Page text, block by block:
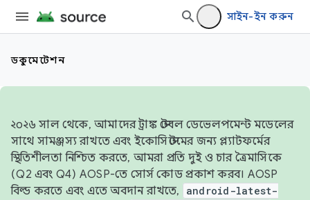
সাইন-ইন করুন
ডকুমেন্টেশন
২০২৬ সাল থেকে, আমাদের ট্রাঙ্ক স্টেবল ডেভেলপমেন্ট মডেলের
সাথে সামঞ্জস্য রাখতে এবং ইকোসিস্টেমের জন্য প্ল্যাটফর্মের
স্থিতিশীলতা নিশ্চিত করতে, আমরা প্রতি দুই ও চার ত্রৈমাসিকে
(Q2 এবং Q4) AOSP-তে সোর্স কোড প্রকাশ করব। AOSP
বিল্ড করতে এবং এতে অবদান রাখতে,
android-latest-